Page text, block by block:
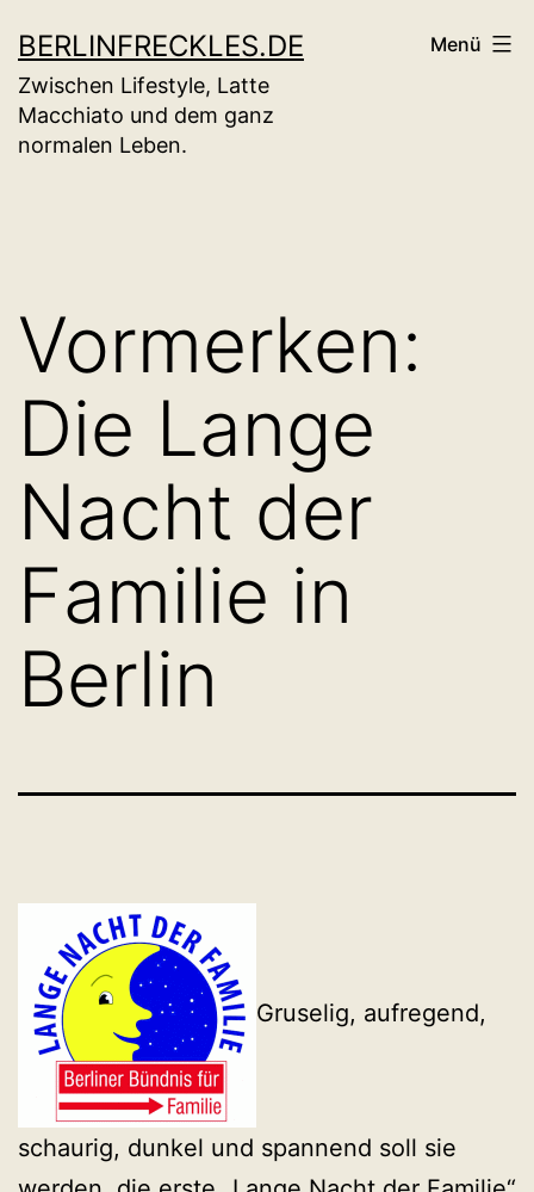
Inhalt
springen
BERLINFRECKLES.DE
Zwischen Lifestyle, Latte
Macchiato und dem ganz
normalen Leben.
Menü
Vormerken:
Die Lange
Nacht der
Familie in
Berlin
Gruselig, aufregend,
schaurig, dunkel und spannend soll sie